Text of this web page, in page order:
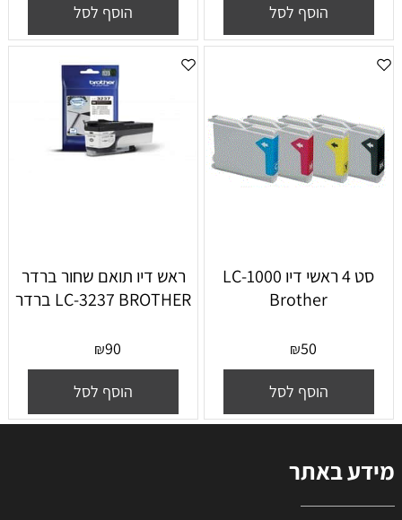
הוסף לסל הוסף לסל
סט 4 ראשי דיו LC-1000
Brother
₪50
הוסף לסל
ראש דיו תואם שחור ברדר
LC-3237 BROTHER ברדר
₪90
הוסף לסל
מידע באתר